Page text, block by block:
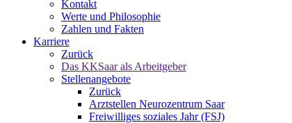
Kontakt
Werte und Philosophie
Zahlen und Fakten
Karriere
Zurück
Das KKSaar als Arbeitgeber
Stellenangebote
Zurück
Arztstellen Neurozentrum Saar
Freiwilliges soziales Jahr (FSJ)